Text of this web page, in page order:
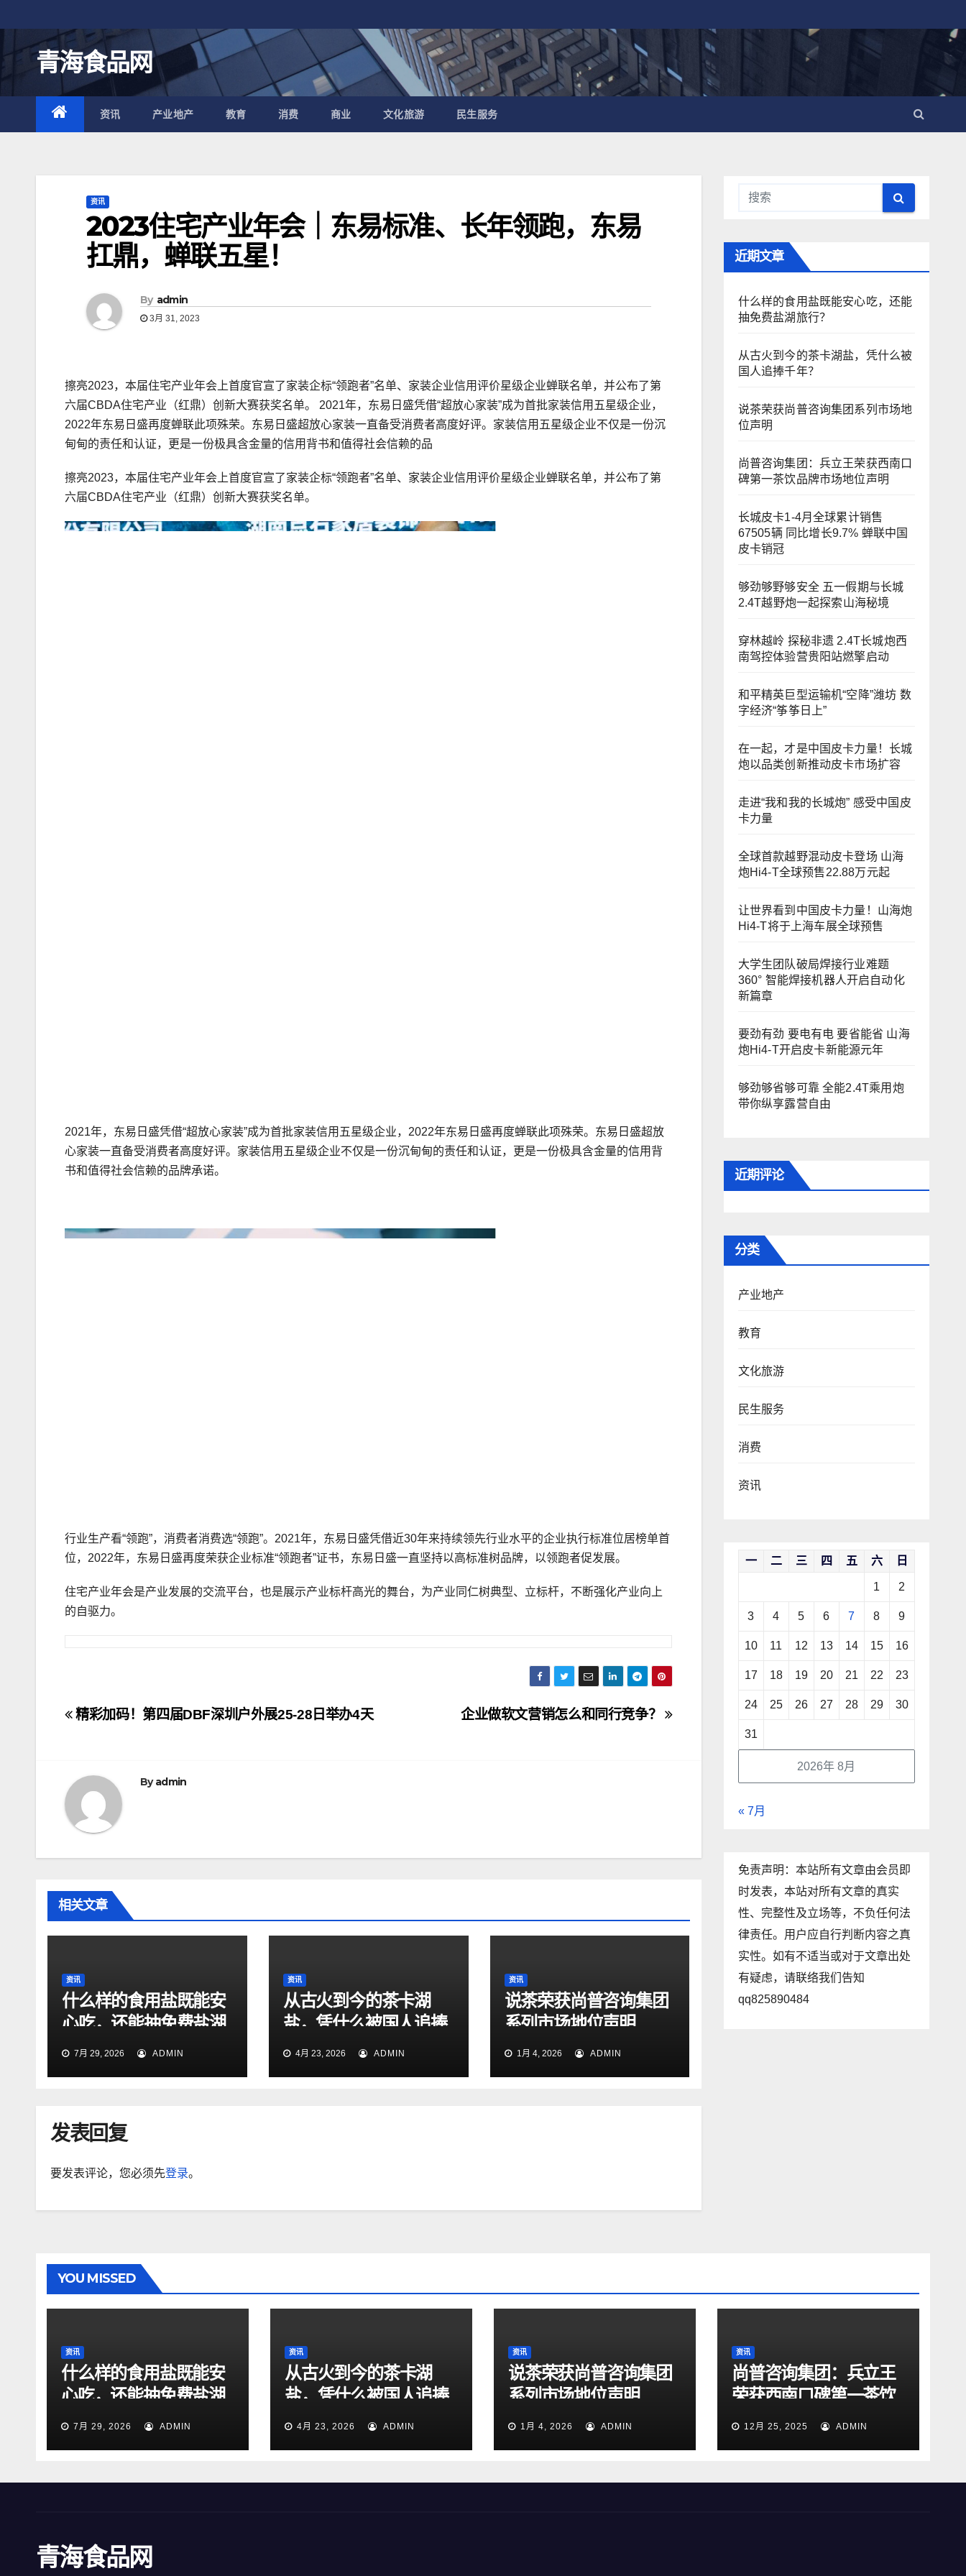
至
内
容
青海食品网
资讯 产业地产 教育 消费 商业 文化旅游 民生服务
资讯
2023住宅产业年会｜东易标准、长年领跑，东易
扛鼎，蝉联五星！
By admin
3月 31, 2023
擦亮2023，本届住宅产业年会上首度官宣了家装企标“领跑者”名单、家装企业信用评价星级企业蝉联名单，并公布了第
六届CBDA住宅产业（红鼎）创新大赛获奖名单。 2021年，东易日盛凭借“超放心家装”成为首批家装信用五星级企业，
2022年东易日盛再度蝉联此项殊荣。东易日盛超放心家装一直备受消费者高度好评。家装信用五星级企业不仅是一份沉
甸甸的责任和认证，更是一份极具含金量的信用背书和值得社会信赖的品
擦亮2023，本届住宅产业年会上首度官宣了家装企标“领跑者”名单、家装企业信用评价星级企业蝉联名单，并公布了第
六届CBDA住宅产业（红鼎）创新大赛获奖名单。
2021年，东易日盛凭借“超放心家装”成为首批家装信用五星级企业，2022年东易日盛再度蝉联此项殊荣。东易日盛超放
心家装一直备受消费者高度好评。家装信用五星级企业不仅是一份沉甸甸的责任和认证，更是一份极具含金量的信用背
书和值得社会信赖的品牌承诺。
行业生产看“领跑”，消费者消费选“领跑”。2021年，东易日盛凭借近30年来持续领先行业水平的企业执行标准位居榜单首
位，2022年，东易日盛再度荣获企业标准“领跑者”证书，东易日盛一直坚持以高标准树品牌，以领跑者促发展。
住宅产业年会是产业发展的交流平台，也是展示产业标杆高光的舞台，为产业同仁树典型、立标杆，不断强化产业向上
的自驱力。
文
导
航
企业做软文营销怎么和同行竞争？
精彩加码！第四届DBF深圳户外展25-28日举办4天
Byadmin
相关文章
资讯
什么样的食用盐既能安
心吃，还能抽免费盐湖
旅行？
7月 29, 2026 ADMIN
资讯
从古火到今的茶卡湖
盐，凭什么被国人追捧
千年？
4月 23, 2026 ADMIN
资讯
说茶荣获尚普咨询集团
系列市场地位声明
1月 4, 2026 ADMIN
发表回复
要发表评论，您必须先登录。
近期文章
什么样的食用盐既能安心吃，还能
抽免费盐湖旅行？
从古火到今的茶卡湖盐，凭什么被
国人追捧千年？
说茶荣获尚普咨询集团系列市场地
位声明
尚普咨询集团：兵立王荣获西南口
碑第一茶饮品牌市场地位声明
长城皮卡1-4月全球累计销售
67505辆 同比增长9.7% 蝉联中国
皮卡销冠
够劲够野够安全 五一假期与长城
2.4T越野炮一起探索山海秘境
穿林越岭 探秘非遗 2.4T长城炮西
南驾控体验营贵阳站燃擎启动
和平精英巨型运输机“空降”潍坊 数
字经济“筝筝日上”
在一起，才是中国皮卡力量！长城
炮以品类创新推动皮卡市场扩容
走进“我和我的长城炮” 感受中国皮
卡力量
全球首款越野混动皮卡登场 山海
炮Hi4-T全球预售22.88万元起
让世界看到中国皮卡力量！山海炮
Hi4-T将于上海车展全球预售
大学生团队破局焊接行业难题
360° 智能焊接机器人开启自动化
新篇章
要劲有劲 要电有电 要省能省 山海
炮Hi4-T开启皮卡新能源元年
够劲够省够可靠 全能2.4T乘用炮
带你纵享露营自由
近期评论
分类
产业地产
教育
文化旅游
民生服务
消费
资讯
2026年 8月
一 二 三 四 五 六 日
1 2
3 4 5 6 7 8 9
10 11 12 13 14 15 16
17 18 19 20 21 22 23
24 25 26 27 28 29 30
31
« 7月
免责声明：本站所有文章由会员即
时发表，本站对所有文章的真实
性、完整性及立场等，不负任何法
律责任。用户应自行判断内容之真
实性。如有不适当或对于文章出处
有疑虑，请联络我们告知
qq825890484
YOU MISSED
资讯
什么样的食用盐既能安
心吃，还能抽免费盐湖
旅行？
7月 29, 2026 ADMIN
资讯
从古火到今的茶卡湖
盐，凭什么被国人追捧
千年？
4月 23, 2026 ADMIN
资讯
说茶荣获尚普咨询集团
系列市场地位声明
1月 4, 2026 ADMIN
资讯
尚普咨询集团：兵立王
荣获西南口碑第一茶饮
品牌市场地位声明
12月 25, 2025 ADMIN
青海食品网